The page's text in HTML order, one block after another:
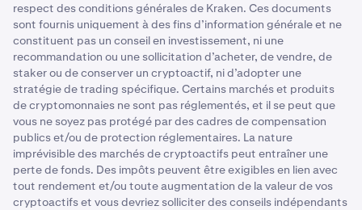
respect des conditions générales de Kraken. Ces documents
sont fournis uniquement à des fins d’information générale et ne
constituent pas un conseil en investissement, ni une
recommandation ou une sollicitation d’acheter, de vendre, de
staker ou de conserver un cryptoactif, ni d’adopter une
stratégie de trading spécifique. Certains marchés et produits
de cryptomonnaies ne sont pas réglementés, et il se peut que
vous ne soyez pas protégé par des cadres de compensation
publics et/ou de protection réglementaires. La nature
imprévisible des marchés de cryptoactifs peut entraîner une
perte de fonds. Des impôts peuvent être exigibles en lien avec
tout rendement et/ou toute augmentation de la valeur de vos
cryptoactifs et vous devriez solliciter des conseils indépendants